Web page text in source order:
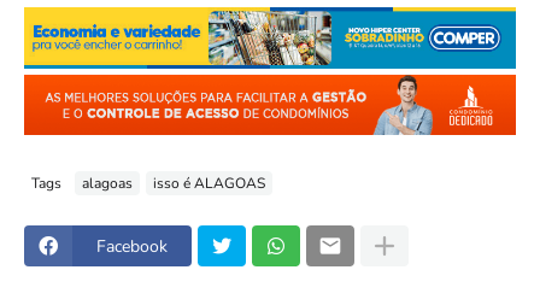
Tags alagoas isso é ALAGOAS
Facebook